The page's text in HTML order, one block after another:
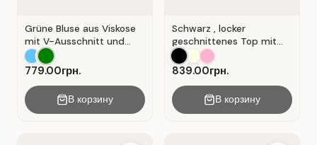
Grüne Bluse aus Viskose
mit V-Ausschnitt und
Wickeloptik. Grün.
779.00грн.
В корзину
Schwarz , locker
geschnittenes Top mit
durchbrochener
Spitzeneinlage.
839.00грн.
В корзину